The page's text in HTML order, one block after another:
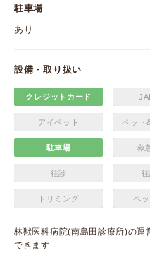
駐車場
あり
設備・取り扱い
クレジットカード
アイペット ペット
駐車場 救
往診
トリミング ペ
林獣医科病院(南島田診療所)の運
できます